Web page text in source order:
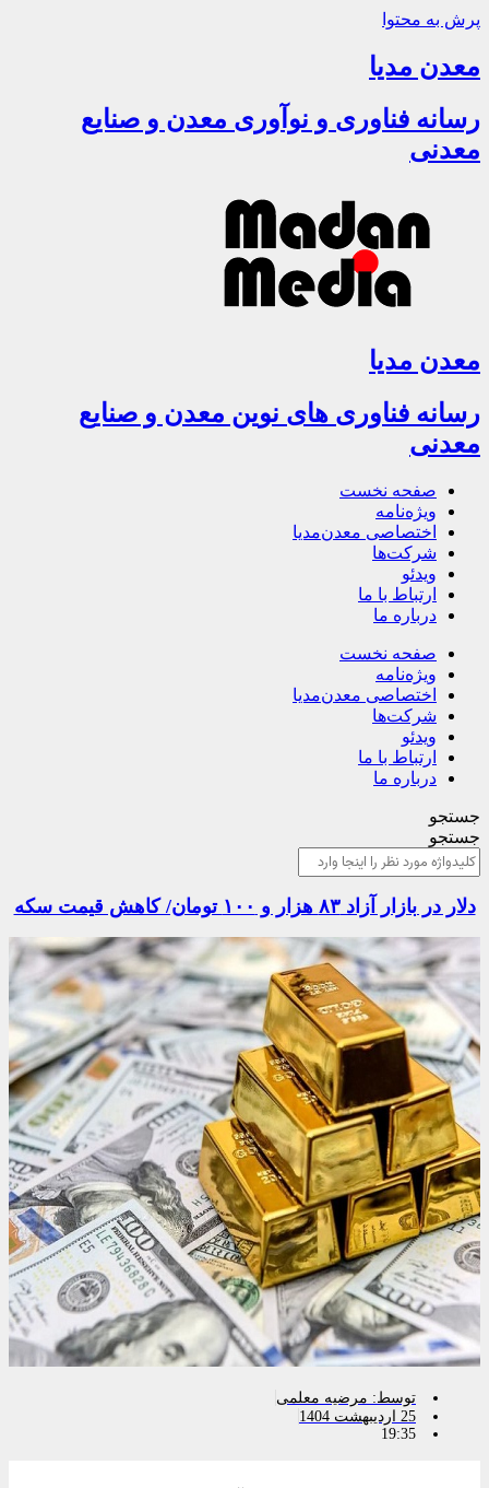
پرش به محتوا
معدن مدیا
رسانه فناوری و نوآوری معدن و صنایع
معدنی
معدن مدیا
رسانه فناوری های نوین معدن و صنایع
معدنی
صفحه نخست
ویژه‌نامه
اختصاصی معدن‌مدیا
شرکت‌ها
ویدئو
ارتباط با ما
درباره ما
صفحه نخست
ویژه‌نامه
اختصاصی معدن‌مدیا
شرکت‌ها
ویدئو
ارتباط با ما
درباره ما
جستجو
جستجو
دلار در بازار آزاد ۸۳ هزار و ۱۰۰ تومان/ کاهش قیمت سکه
توسط: مرضیه معلمی
25 اردیبهشت 1404
19:35